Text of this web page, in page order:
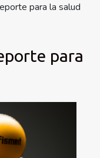
para la salud
para